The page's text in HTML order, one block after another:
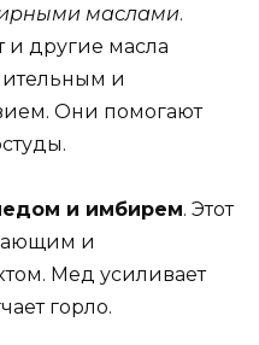
маслами.
и другие масла
и
Они помогают
и имбирем. Этот
и
Мед усиливает
горло.